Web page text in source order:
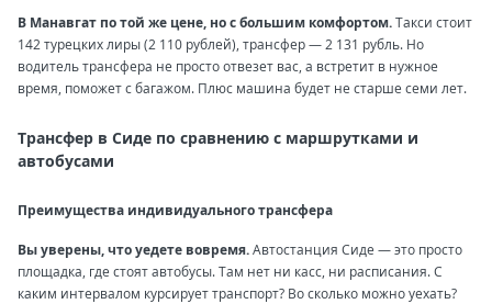
В Манавгат по той же цене, но с большим комфортом.Такси стоит
142 турецких лиры (2 110 рублей), трансфер — 2 131 рубль. Но
водитель трансфера не просто отвезет вас, а встретит в нужное
время, поможет с багажом. Плюс машина будет не старше семи лет.
Трансфер в Сиде по сравнению с маршрутками и
автобусами
Преимущества индивидуального трансфера
Вы уверены, что уедете вовремя.Автостанция Сиде — это просто
площадка, где стоят автобусы. Там нет ни касс, ни расписания. С
каким интервалом курсирует транспорт? Во сколько можно уехать?